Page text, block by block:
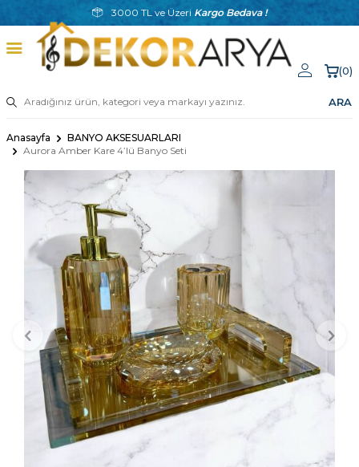
3000 TL ve Üzeri Kargo Bedava !
ARA
(0)
Anasayfa
BANYO AKSESUARLARI
Aurora Amber Kare 4’lü Banyo Seti